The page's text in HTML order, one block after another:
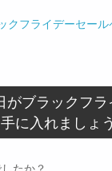
クフライデーセール
がブラックフラ
に入れましょ